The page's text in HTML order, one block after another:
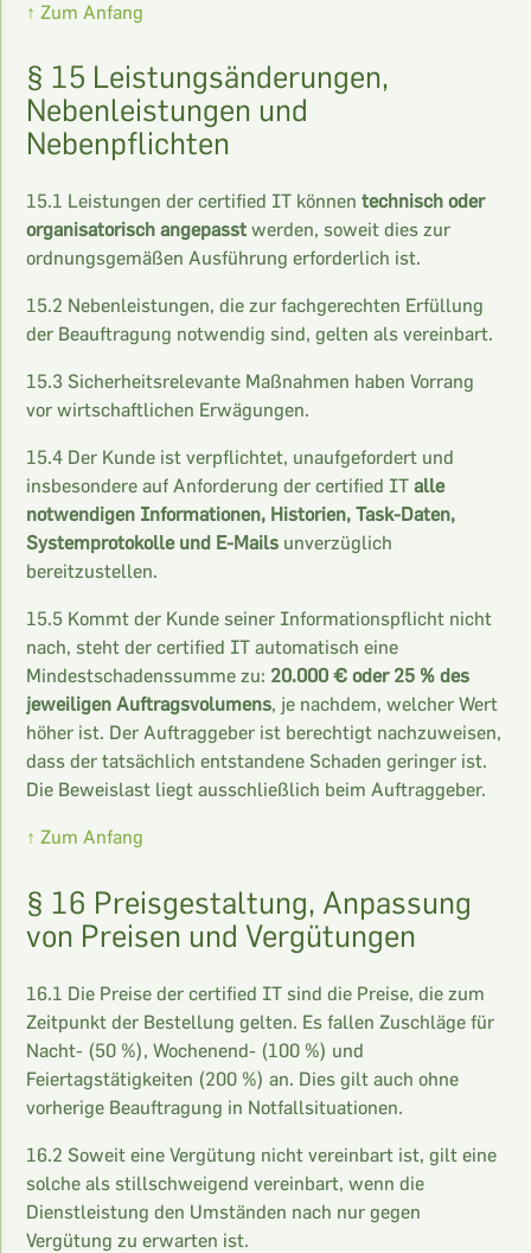
↑ Zum Anfang
§ 15 Leistungsänderungen,
Nebenleistungen und
Nebenpflichten
15.1 Leistungen der certified IT könnentechnisch oder
organisatorisch angepasst werden, soweit dies zur
ordnungsgemäßen Ausführung erforderlich ist.
15.2 Nebenleistungen, die zur fachgerechten Erfüllung
der Beauftragung notwendig sind, gelten als vereinbart.
15.3 Sicherheitsrelevante Maßnahmen haben Vorrang
vor wirtschaftlichen Erwägungen.
15.4 Der Kunde ist verpflichtet, unaufgefordert und
insbesondere auf Anforderung der certified ITalle
notwendigen Informationen, Historien, Task-Daten,
Systemprotokolle und E-Mails unverzüglich
bereitzustellen.
15.5 Kommt der Kunde seiner Informationspflicht nicht
nach, steht der certified IT automatisch eine
Mindestschadenssumme zu: 20.000 € oder 25 % des
jeweiligen Auftragsvolumens, je nachdem, welcher Wert
höher ist. Der Auftraggeber ist berechtigt nachzuweisen,
dass der tatsächlich entstandene Schaden geringer ist.
Die Beweislast liegt ausschließlich beim Auftraggeber.
↑ Zum Anfang
§ 16 Preisgestaltung, Anpassung
von Preisen und Vergütungen
16.1 Die Preise der certified IT sind die Preise, die zum
Zeitpunkt der Bestellung gelten. Es fallen Zuschläge für
Nacht- (50 %), Wochenend- (100 %) und
Feiertagstätigkeiten (200 %) an. Dies gilt auch ohne
vorherige Beauftragung in Notfallsituationen.
16.2 Soweit eine Vergütung nicht vereinbart ist, gilt eine
solche als stillschweigend vereinbart, wenn die
Dienstleistung den Umständen nach nur gegen
Vergütung zu erwarten ist.